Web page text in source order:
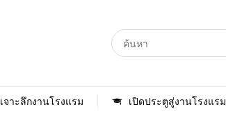
เจาะลึกงานโรงแรม เปิดประตูสู่งานโรงแรม